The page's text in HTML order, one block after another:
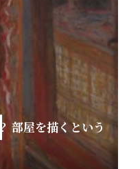
部屋を描くという